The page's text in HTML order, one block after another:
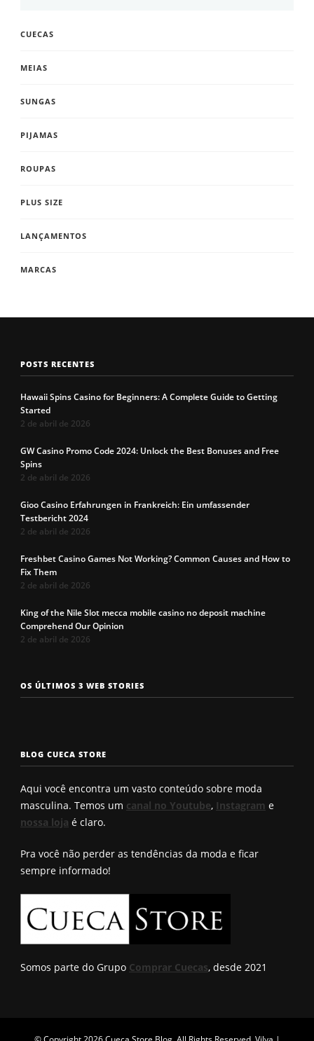
CUECAS
MEIAS
SUNGAS
PIJAMAS
ROUPAS
PLUS SIZE
LANÇAMENTOS
MARCAS
POSTS RECENTES
Hawaii Spins Casino for Beginners: A Complete Guide to Getting
Started
2 de abril de 2026
GW Casino Promo Code 2024: Unlock the Best Bonuses and Free
Spins
2 de abril de 2026
Gioo Casino Erfahrungen in Frankreich: Ein umfassender
Testbericht 2024
2 de abril de 2026
Freshbet Casino Games Not Working? Common Causes and How to
Fix Them
2 de abril de 2026
King of the Nile Slot mecca mobile casino no deposit machine
Comprehend Our Opinion
2 de abril de 2026
OS ÚLTIMOS 3 WEB STORIES
Os 7 tipos de
rosto
Cueca com
enchimento
a cueca
Roberto
BLOG CUECA STORE
Aqui você encontra um vasto conteúdo sobre moda
masculina. Temos um canal no Youtube, Instagram e
nossa loja é claro.
Pra você não perder as tendências da moda e ficar
sempre informado!
Somos parte do Grupo Comprar Cuecas, desde 2021